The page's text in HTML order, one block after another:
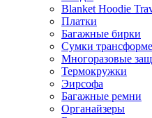
Blanket Hoodie
Платки
Багажные бирки
Сумки
Многоразовые
Термокружки
Эирсофа
Багажные ремни
Органайзеры